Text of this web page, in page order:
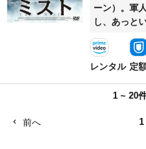
ーン）。軍
し、あっと
た。設備点
ィリアム・
ると、店内
レンタル 定
1 ~ 20
前へ 1